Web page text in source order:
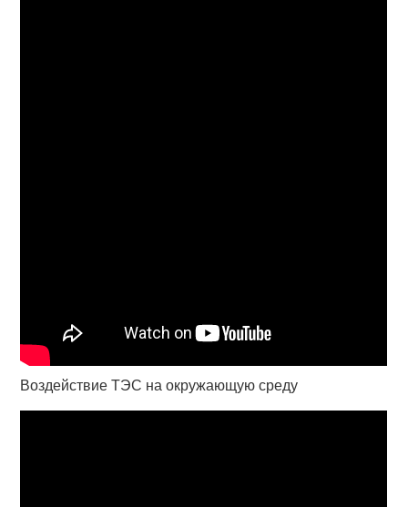
Воздействие ТЭС на окружающую среду